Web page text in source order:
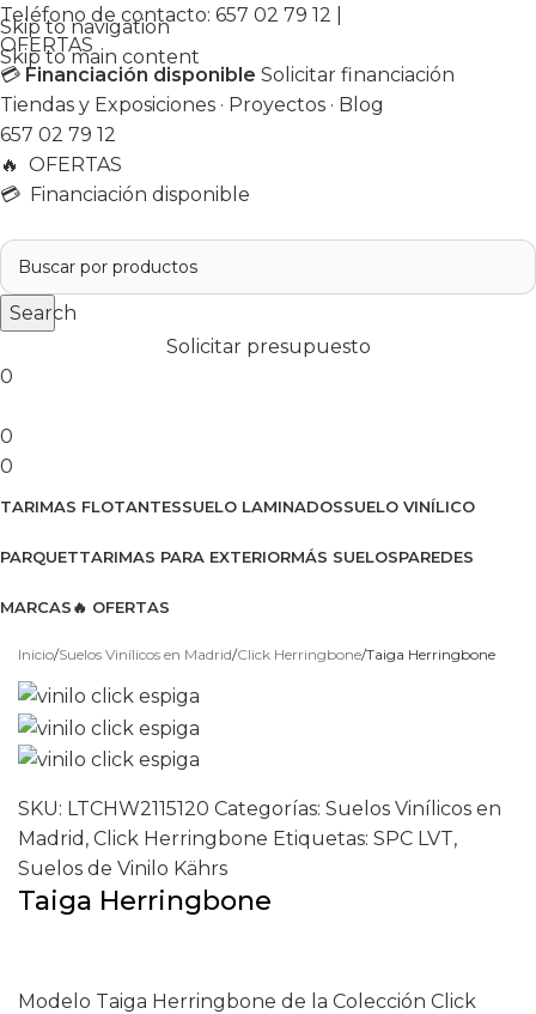
Skip to navigation
Skip to main content
Teléfono de contacto: 657 02 79 12
OFERTAS
💳 Financiación disponible Solicitar financiación
Tiendas y Exposiciones · Proyectos · Blog
657 02 79 12
🔥 OFERTAS
💳 Financiación disponible
Search
Solicitar presupuesto
0
0
0
TARIMAS FLOTANTESSUELO LAMINADOSSUELO VINÍLICO
PARQUETTARIMAS PARA EXTERIORMÁS SUELOSPAREDES
MARCAS🔥 OFERTAS
Ver catálogo 2026
Inicio Suelos Vinílicos en Madrid Click Herringbone Taiga Herringbone
SKU: LTCHW2115120 Categorías: Suelos Vinílicos en
Madrid , Click Herringbone Etiquetas: SPC LVT,
Suelos de Vinilo Kährs
Taiga Herringbone
Modelo Taiga Herringbone de la Colección Click